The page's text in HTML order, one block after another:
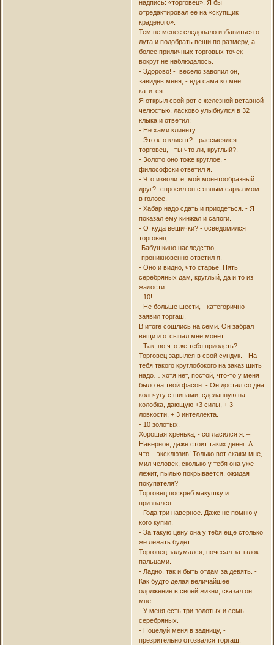
надпись: «торговец». Я бы
отредактировал ее на «скупщик
краденого».
Тем не менее следовало избавиться от
лута и подобрать вещи по размеру, а
более приличных торговых точек
вокруг не наблюдалось.
- Здорово! - весело завопил он,
завидев меня, - еда сама ко мне
катится.
Я открыл свой рот с железной вставной
челюстью, ласково улыбнулся в 32
клыка и ответил:
- Не хами клиенту.
- Это кто клиент? - рассмеялся
торговец, - ты что ли, круглый?.
- Золото оно тоже круглое, -
философски ответил я.
- Что изволите, мой монетообразный
друг? -спросил он с явным сарказмом
в голосе.
- Хабар надо сдать и приодеться. - Я
показал ему кинжал и сапоги.
- Откуда вещички? - осведомился
торговец.
-Бабушкино наследство,
-проникновенно ответил я.
- Оно и видно, что старье. Пять
серебряных дам, круглый, да и то из
жалости.
- 10!
- Не больше шести, - категорично
заявил торгаш.
В итоге сошлись на семи. Он забрал
вещи и отсыпал мне монет.
- Так, во что же тебя приодеть? -
Торговец зарылся в свой сундук. - На
тебя такого круглобокого на заказ шить
надо… хотя нет, постой, что-то у меня
было на твой фасон. - Он достал со дна
кольчугу с шипами, сделанную на
колобка, дающую +3 силы, + 3
ловкости, + 3 интеллекта.
- 10 золотых.
Хорошая хренька, - согласился я. –
Наверное, даже стоит таких денег. А
что – эксклюзив! Только вот скажи мне,
мил человек, сколько у тебя она уже
лежит, пылью покрывается, ожидая
покупателя?
Торговец поскреб макушку и
признался:
- Года три наверное. Даже не помню у
кого купил.
- За такую цену она у тебя ещё столько
же лежать будет.
Торговец задумался, почесал затылок
пальцами.
- Ладно, так и быть отдам за девять. -
Как будто делая величайшее
одолжение в своей жизни, сказал он
мне.
- У меня есть три золотых и семь
серебряных.
- Поцелуй меня в задницу, -
презрительно отозвался торгаш.